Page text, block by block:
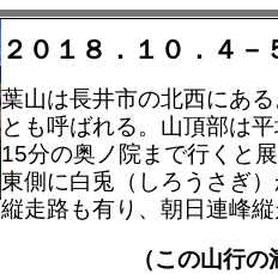
２０１８．１０．４
葉山は長井市の北西にあ
とも呼ばれる。山頂部は
15分の奥ノ院まで行くと
東側に白兎（しろうさぎ
縦走路も有り、朝日連峰
（この山行